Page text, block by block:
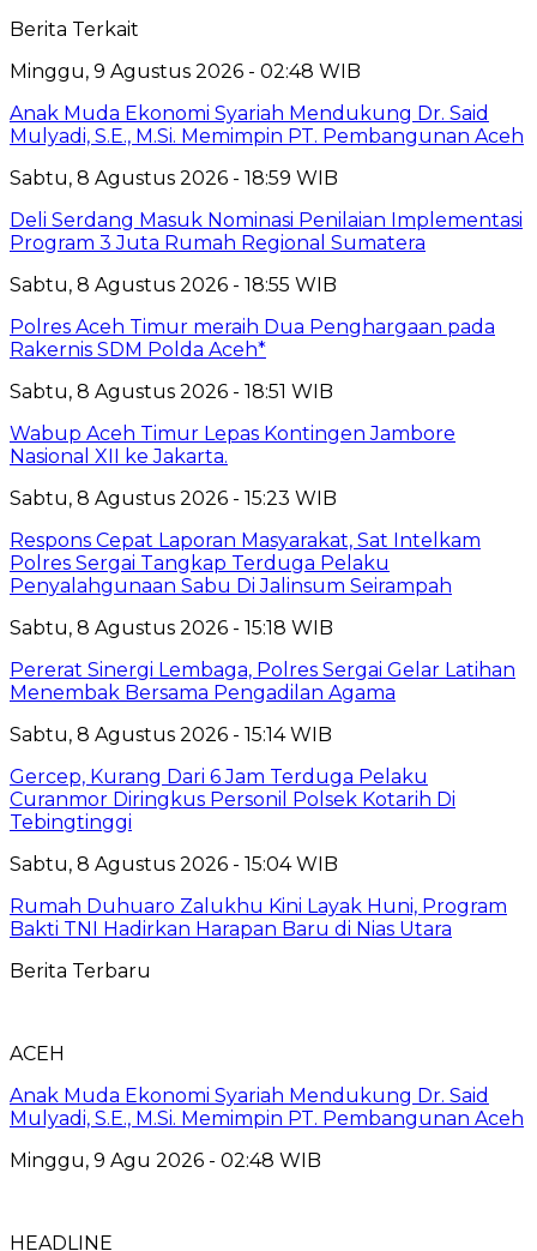
Berita Terkait
Minggu, 9 Agustus 2026 - 02:48 WIB
Anak Muda Ekonomi Syariah Mendukung Dr. Said
Mulyadi, S.E., M.Si. Memimpin PT. Pembangunan Aceh
Sabtu, 8 Agustus 2026 - 18:59 WIB
Deli Serdang Masuk Nominasi Penilaian Implementasi
Program 3 Juta Rumah Regional Sumatera
Sabtu, 8 Agustus 2026 - 18:55 WIB
Polres Aceh Timur meraih Dua Penghargaan pada
Rakernis SDM Polda Aceh*
Sabtu, 8 Agustus 2026 - 18:51 WIB
Wabup Aceh Timur Lepas Kontingen Jambore
Nasional XII ke Jakarta.
Sabtu, 8 Agustus 2026 - 15:23 WIB
Respons Cepat Laporan Masyarakat, Sat Intelkam
Polres Sergai Tangkap Terduga Pelaku
Penyalahgunaan Sabu Di Jalinsum Seirampah
Sabtu, 8 Agustus 2026 - 15:18 WIB
Pererat Sinergi Lembaga, Polres Sergai Gelar Latihan
Menembak Bersama Pengadilan Agama
Sabtu, 8 Agustus 2026 - 15:14 WIB
Gercep, Kurang Dari 6 Jam Terduga Pelaku
Curanmor Diringkus Personil Polsek Kotarih Di
Tebingtinggi
Sabtu, 8 Agustus 2026 - 15:04 WIB
Rumah Duhuaro Zalukhu Kini Layak Huni, Program
Bakti TNI Hadirkan Harapan Baru di Nias Utara
Berita Terbaru
ACEH
Anak Muda Ekonomi Syariah Mendukung Dr. Said
Mulyadi, S.E., M.Si. Memimpin PT. Pembangunan Aceh
Minggu, 9 Agu 2026 - 02:48 WIB
HEADLINE